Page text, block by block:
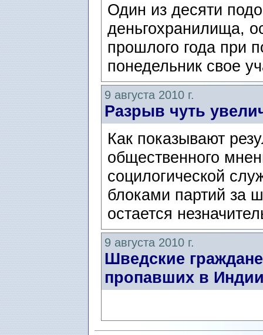
Один из десяти
деньгохранилища,
прошлого года при
понедельник свое
9 августа 2010 г.
Разрыв чуть
Как показывают
общественного
социлогической
блоками партий за
остается
9 августа 2010 г.
Шведские
пропавших в